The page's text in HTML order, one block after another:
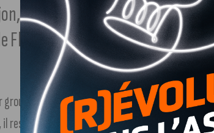
les Fenris ont validé leur ticket
Football qui aura lieu les 2 et 3
groupe en gagnant contre Paris (13-47) et en
restait encore à prendre l’une des trois meilleures